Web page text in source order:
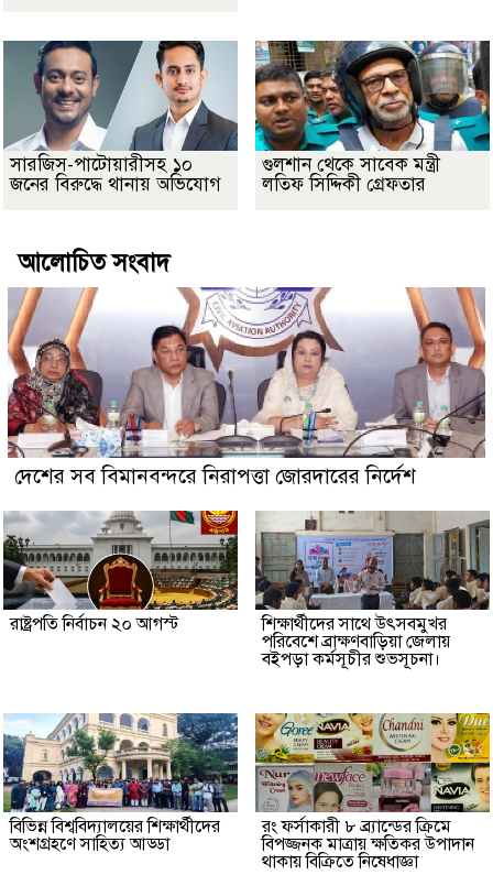
সারজিস-পাটোয়ারীসহ ১০
জনের বিরুদ্ধে থানায় অভিযোগ
গুলশান থেকে সাবেক মন্ত্রী
লতিফ সিদ্দিকী গ্রেফতার
আলোচিত সংবাদ
দেশের সব বিমানবন্দরে নিরাপত্তা জোরদারের নির্দেশ
রাষ্ট্রপতি নির্বাচন ২০ আগস্ট
শিক্ষার্থীদের সাথে উৎসবমুখর
পরিবেশে ব্রাক্ষণবাড়িয়া জেলায়
বইপড়া কর্মসূচীর শুভসূচনা।
বিভিন্ন বিশ্ববিদ্যালয়ের শিক্ষার্থীদের
অংশগ্রহণে সাহিত্য আড্ডা
রং ফর্সাকারী ৮ ব্র্যান্ডের ক্রিমে
বিপজ্জনক মাত্রায় ক্ষতিকর উপাদান
থাকায় বিক্রিতে নিষেধাজ্ঞা